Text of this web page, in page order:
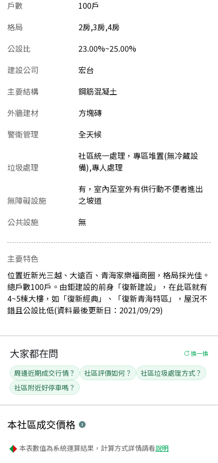
戶數
100戶
格局
2房,3房,4房
公設比
23.00%~25.00%
建設公司
宏台
主要結構
鋼筋混凝土
外牆建材
方塊磚
警衛管理
全天候
垃圾處理
社區統一處理，專區堆置(無冷藏設
備),專人處理
無障礙設施
有，室內至室外有供行動不便者進出
之坡道
公共設施
無
主要特色
位置近新光三越、大遠百、青海家樂福商圈，格局採光佳。
總戶數100戶。由鉅建設的前身「復新建設」，在此區就有
4~5棟大樓，如「復新經典」、「復新青海特區」，屋況不
錯且公設比低(資料最後更新日：2021/09/29)
大家都在問 換一換
周邊近期成交行情？ 社區評價如何？
社區垃圾處理方式？
社區附近好停車嗎？
本社區成交價格
本表數值為系統運算結果，計算方式詳情請看說明